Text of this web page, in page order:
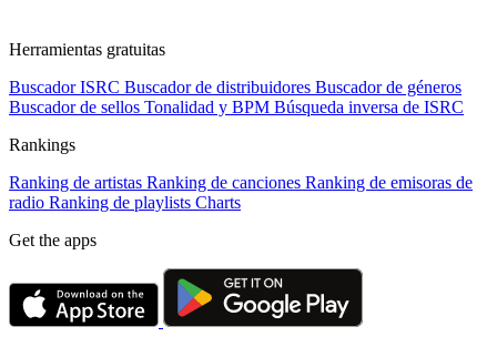
Herramientas gratuitas
Buscador ISRC Buscador de distribuidores Buscador de géneros
Buscador de sellos Tonalidad y BPM Búsqueda inversa de ISRC
Rankings
Ranking de artistas Ranking de canciones Ranking de emisoras de
radio Ranking de playlists Charts
Get the apps